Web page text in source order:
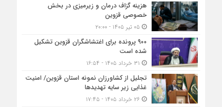
هزینه‌ گزاف درمان و زیرمیزی در بخش
خصوصی قزوین
۰۵ تیر ۱۴۰۵ - ۲۰:۰۰
۹۰۰ پرونده برای اغتشاشگران قزوین تشکیل
شده است
تجلیل از کشاورزان نمونه استان قزوین/ امنیت
غذایی زیر سایه تهدیدها
۲۶ خرداد ۱۴۰۵ - ۱۷:۴۵